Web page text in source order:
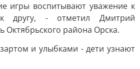
игры воспитывают уважение к
другу, - отметил Дмитрий
Октябрьского района Орска.
и улыбками - дети узнают